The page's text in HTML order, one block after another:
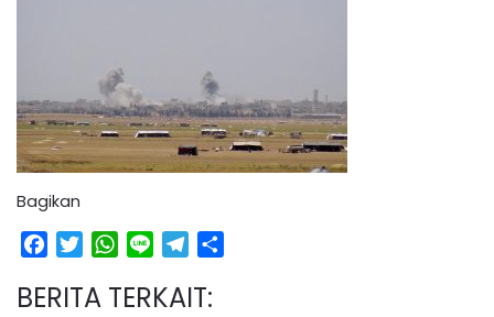
Bagikan
Facebook
TwitterWhatsApp
Line Telegram
BERITA TERKAIT: